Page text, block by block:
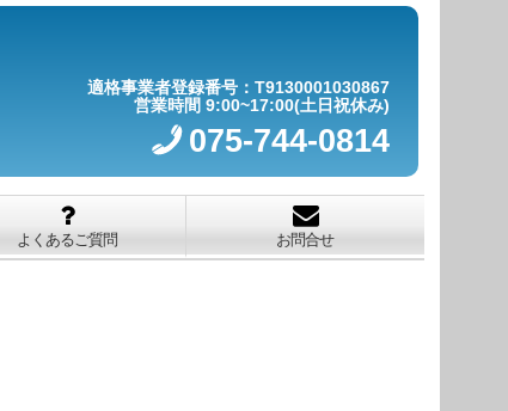
適格事業者登録番号：T9130001030867
営業時間 9:00~17:00(土日祝休み)
075-744-0814
よくあるご質問 お問合せ